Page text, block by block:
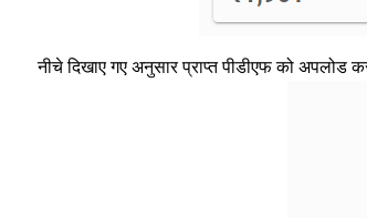
नीचे दिखाए गए अनुसार प्राप्त पीडीएफ को